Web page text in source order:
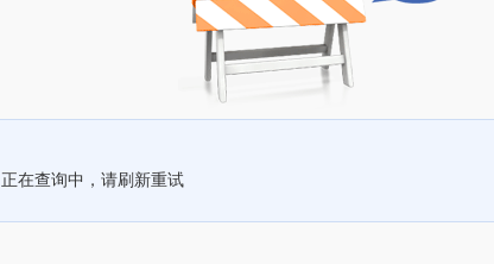
正在查询中，请刷新重试